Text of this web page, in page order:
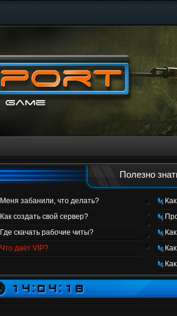
Полезно
Меня забанили, что делать?
Как создать свой сервер?
Где скачать рабочие читы?
Что даёт VIP?